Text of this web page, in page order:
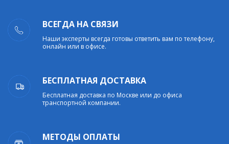
ВСЕГДА НА СВЯЗИ
Наши эксперты всегда готовы ответить вам по телефону,
онлайн или в офисе.
БЕСПЛАТНАЯ ДОСТАВКА
Бесплатная доставка по Москве или до офиса
транспортной компании.
МЕТОДЫ ОПЛАТЫ